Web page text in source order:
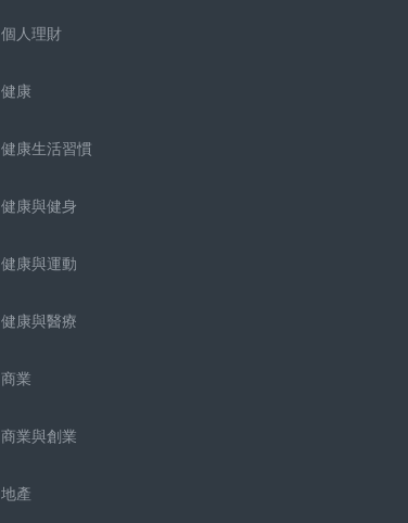
個人理財
健康
健康生活習慣
健康與健身
健康與運動
健康與醫療
商業
商業與創業
地產